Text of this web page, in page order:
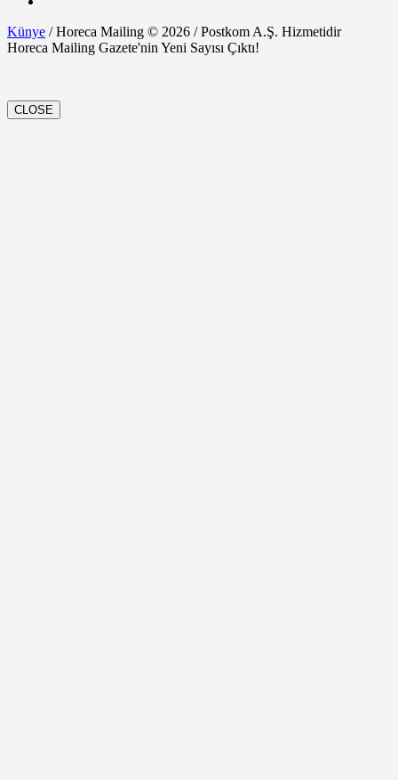
Künye / Horeca Mailing © 2026 / Postkom A.Ş. Hizmetidir
Horeca Mailing Gazete'nin Yeni Sayısı Çıktı!
CLOSE